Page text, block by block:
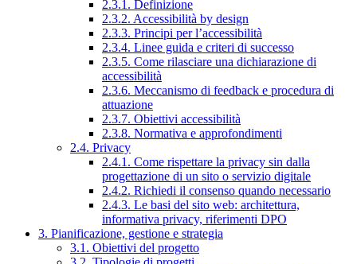
2.3.1. Definizione
2.3.2. Accessibilità by design
2.3.3. Principi per l’accessibilità
2.3.4. Linee guida e criteri di successo
2.3.5. Come rilasciare una dichiarazione di
accessibilità
2.3.6. Meccanismo di feedback e procedura di
attuazione
2.3.7. Obiettivi accessibilità
2.3.8. Normativa e approfondimenti
2.4. Privacy
2.4.1. Come rispettare la privacy sin dalla
progettazione di un sito o servizio digitale
2.4.2. Richiedi il consenso quando necessario
2.4.3. Le basi del sito web: architettura,
informativa privacy, riferimenti DPO
3. Pianificazione, gestione e strategia
3.1. Obiettivi del progetto